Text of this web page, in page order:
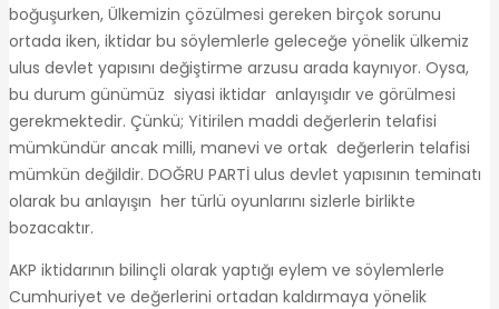
boğuşurken, Ülkemizin çözülmesi gereken birçok sorunu
ortada iken, iktidar bu söylemlerle geleceğe yönelik ülkemiz
ulus devlet yapısını değiştirme arzusu arada kaynıyor. Oysa,
bu durum günümüz siyasi iktidar anlayışıdır ve görülmesi
gerekmektedir. Çünkü; Yitirilen maddi değerlerin telafisi
mümkündür ancak milli, manevi ve ortak değerlerin telafisi
mümkün değildir. DOĞRU PARTİ ulus devlet yapısının teminatı
olarak bu anlayışın her türlü oyunlarını sizlerle birlikte
bozacaktır.
AKP iktidarının bilinçli olarak yaptığı eylem ve söylemlerle
Cumhuriyet ve değerlerini ortadan kaldırmaya yönelik